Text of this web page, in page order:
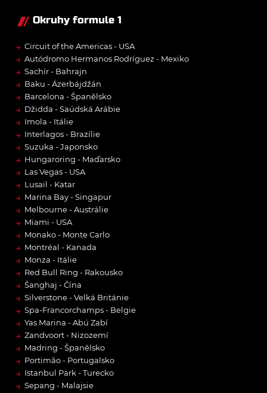
Okruhy formule 1
→ Circuit of the Americas - USA
→ Autódromo Hermanos Rodríguez - Mexiko
→ Sachír - Bahrajn
→ Baku - Ázerbájdžán
→ Barcelona - Španělsko
→ Džidda - Saúdská Arábie
→ Imola - Itálie
→ Interlagos - Brazílie
→ Suzuka - Japonsko
→ Hungaroring - Maďarsko
→ Las Vegas - USA
→ Lusail - Katar
→ Marina Bay - Singapur
→ Melbourne - Austrálie
→ Miami - USA
→ Monako - Monte Carlo
→ Montréal - Kanada
→ Monza - Itálie
→ Red Bull Ring - Rakousko
→ Šanghaj - Čína
→ Silverstone - Velká Británie
→ Spa-Francorchamps - Belgie
→ Yas Marina - Abú Zabí
→ Zandvoort - Nizozemí
→ Madring - Španělsko
→ Portimão - Portugalsko
→ Istanbul Park - Turecko
→ Sepang - Malajsie